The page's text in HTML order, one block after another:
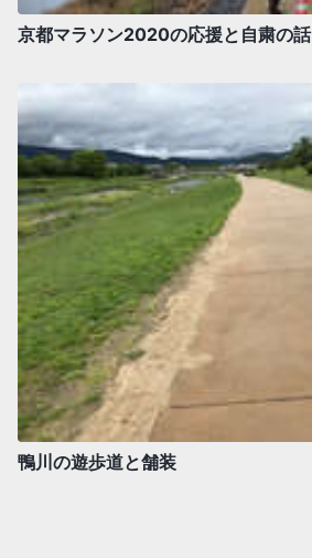
京都マラソン2020の応援と自粛の話
鴨川の遊歩道と舗装